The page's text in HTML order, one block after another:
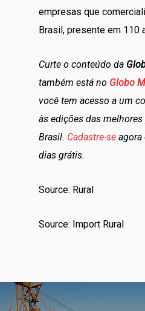
empresas que
Brasil, presente em 110
Curte o conteúdo da
também está no Globo
você tem acesso a um
às edições das
Brasil. Cadastre-se agora
dias grátis.
Source: Rural
Source: Import Rural